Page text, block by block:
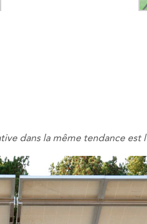
dans la même tendance est